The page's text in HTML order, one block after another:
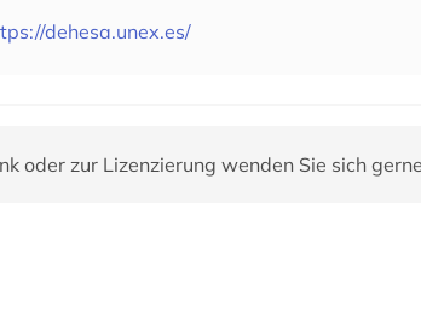
dehesa.unex.es/
oder zur Lizenzierung wenden Sie sich